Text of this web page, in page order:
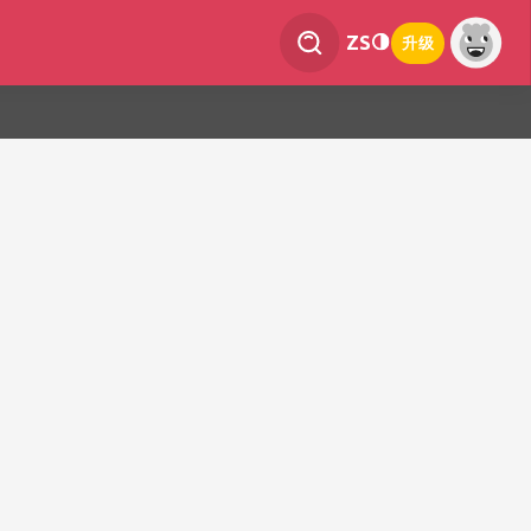
ZS 升级